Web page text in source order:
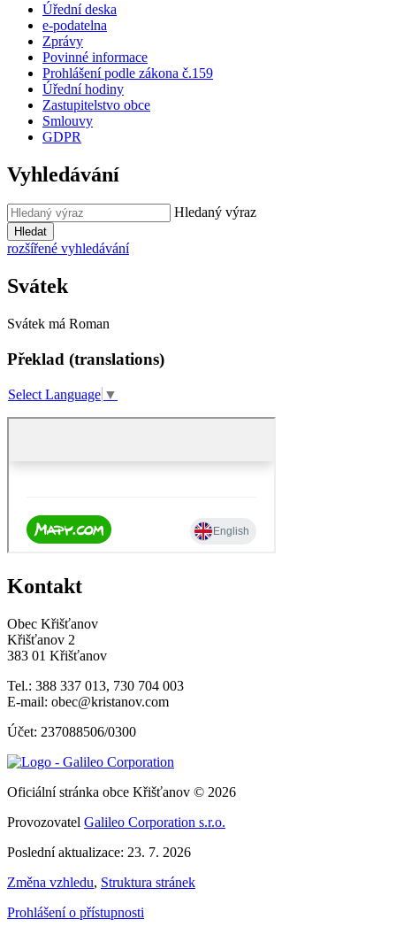
Úřední deska
e-podatelna
Zprávy
Povinné informace
Prohlášení podle zákona č.159
Úřední hodiny
Zastupitelstvo obce
Smlouvy
GDPR
Vyhledávání
Hledaný výraz
Hledat
rozšířené vyhledávání
Svátek
Svátek má Roman
Překlad (translations)
Select Language ▼
Kontakt
Obec Křišťanov
Křišťanov 2
383 01 Křišťanov
Tel.: 388 337 013, 730 704 003
E-mail: obec@kristanov.com
Účet: 237088506/0300
Oficiální stránka obce Křišťanov © 2026
Provozovatel Galileo Corporation s.r.o.
Poslední aktualizace: 23. 7. 2026
Změna vzhledu, Struktura stránek
Prohlášení o přístupnosti